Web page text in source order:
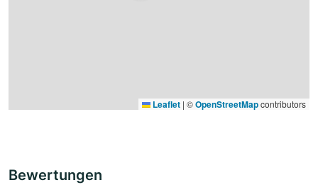
Leaflet | ©OpenStreetMapcontributors
Bewertungen